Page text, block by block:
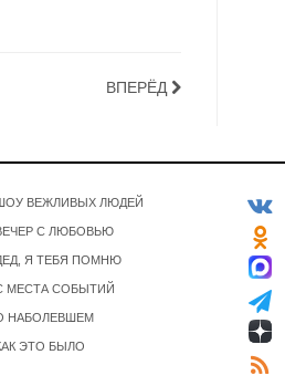
ВПЕРЁД
ВЕЖЛИВЫХ ЛЮДЕЙ
С ЛЮБОВЬЮ
Я ТЕБЯ ПОМНЮ
МЕСТА СОБЫТИЙ
НАБОЛЕВШЕМ
ЭТО БЫЛО